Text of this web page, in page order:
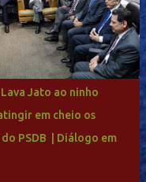
R$ 400 milhões. Aporte
para pagamento de
e investimentos no
futebol. O projeto
a recuperação do
à dívida de R$ 1
mais o peso que o
mundo do futebol, além
Jato ao ninho
em cheio os
PSDB | Diálogo em